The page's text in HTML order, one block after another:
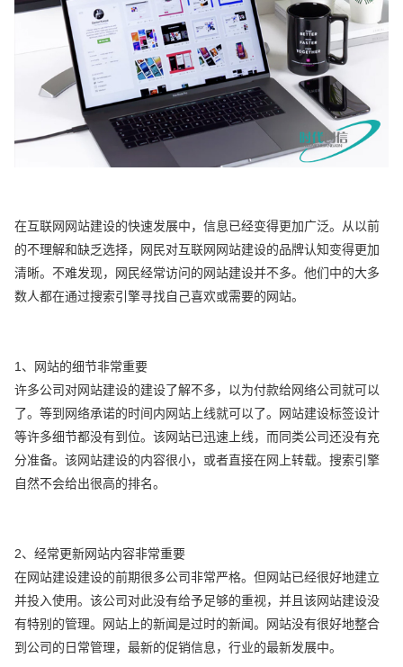
在互联网网站建设的快速发展中，信息已经变得更加广泛。从以前
的不理解和缺乏选择，网民对互联网网站建设的品牌认知变得更加
清晰。不难发现，网民经常访问的网站建设并不多。他们中的大多
数人都在通过搜索引擎寻找自己喜欢或需要的网站。
1、网站的细节非常重要
许多公司对网站建设的建设了解不多，以为付款给网络公司就可以
了。等到网络承诺的时间内网站上线就可以了。网站建设标签设计
等许多细节都没有到位。该网站已迅速上线，而同类公司还没有充
分准备。该网站建设的内容很小，或者直接在网上转载。搜索引擎
自然不会给出很高的排名。
2、经常更新网站内容非常重要
在网站建设建设的前期很多公司非常严格。但网站已经很好地建立
并投入使用。该公司对此没有给予足够的重视，并且该网站建设没
有特别的管理。网站上的新闻是过时的新闻。网站没有很好地整合
到公司的日常管理，最新的促销信息，行业的最新发展中。